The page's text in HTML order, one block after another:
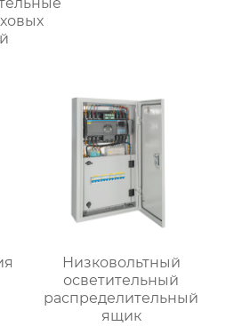
Низковольтный
осветительный
распределительный
ящик